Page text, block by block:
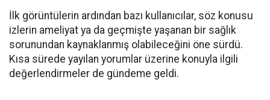
İlk görüntülerin ardından bazı kullanıcılar, söz konusu
izlerin ameliyat ya da geçmişte yaşanan bir sağlık
sorunundan kaynaklanmış olabileceğini öne sürdü.
Kısa sürede yayılan yorumlar üzerine konuyla ilgili
değerlendirmeler de gündeme geldi.